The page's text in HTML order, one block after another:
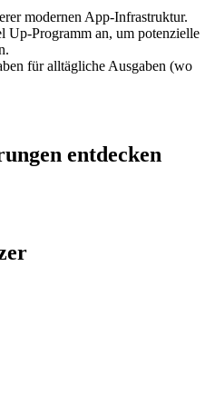
modernen App-Infrastruktur.
Up-Programm an, um potenzielle
für alltägliche Ausgaben (wo
entdecken